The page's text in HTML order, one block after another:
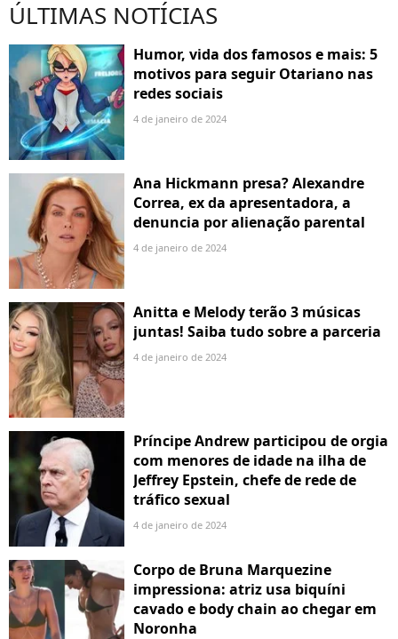
ÚLTIMAS NOTÍCIAS
Humor, vida dos famosos e mais: 5
motivos para seguir Otariano nas
redes sociais
4 de janeiro de 2024
Ana Hickmann presa? Alexandre
Correa, ex da apresentadora, a
denuncia por alienação parental
4 de janeiro de 2024
Anitta e Melody terão 3 músicas
juntas! Saiba tudo sobre a parceria
4 de janeiro de 2024
Príncipe Andrew participou de orgia
com menores de idade na ilha de
Jeffrey Epstein, chefe de rede de
tráfico sexual
4 de janeiro de 2024
Corpo de Bruna Marquezine
impressiona: atriz usa biquíni
cavado e body chain ao chegar em
Noronha